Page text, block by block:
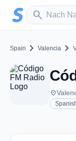
Zum Hauptinhalt
search
Sender suchen
Spain chevron_right Valencia chevron_right
place